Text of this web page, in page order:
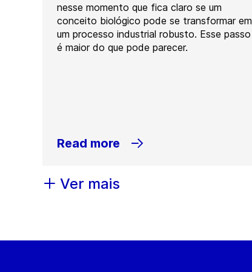
nesse momento que fica claro se um
conceito biológico pode se transformar em
um processo industrial robusto. Esse passo
é maior do que pode parecer.
Read more
Ver mais